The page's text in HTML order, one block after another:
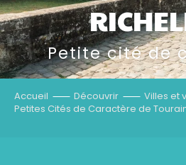
Petite cité de
Accueil Découvrir
Villes et
Petites Cités de Caractère de